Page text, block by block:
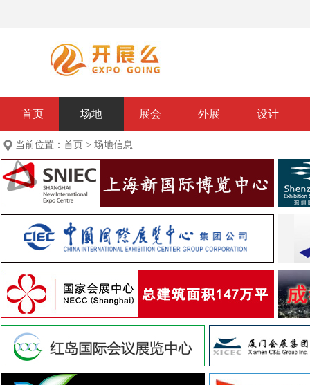
首页 场地 展会 外展 设计
当前位置： 首页 > 场地信息